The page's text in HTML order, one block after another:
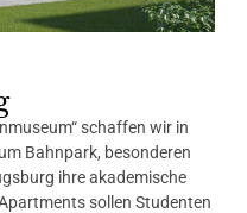
schaffen wir in
Bahnpark, besonderen
ihre akademische
sollen Studenten